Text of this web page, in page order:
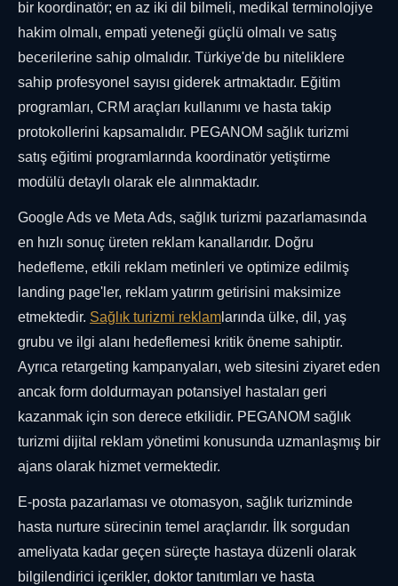
bir koordinatör; en az iki dil bilmeli, medikal terminolojiye
hakim olmalı, empati yeteneği güçlü olmalı ve satış
becerilerine sahip olmalıdır. Türkiye'de bu niteliklere
sahip profesyonel sayısı giderek artmaktadır. Eğitim
programları, CRM araçları kullanımı ve hasta takip
protokollerini kapsamalıdır. PEGANOM sağlık turizmi
satış eğitimi programlarında koordinatör yetiştirme
modülü detaylı olarak ele alınmaktadır.
Google Ads ve Meta Ads, sağlık turizmi pazarlamasında
en hızlı sonuç üreten reklam kanallarıdır. Doğru
hedefleme, etkili reklam metinleri ve optimize edilmiş
landing page'ler, reklam yatırım getirisini maksimize
etmektedir. Sağlık turizmi reklam larında ülke, dil, yaş
grubu ve ilgi alanı hedeflemesi kritik öneme sahiptir.
Ayrıca retargeting kampanyaları, web sitesini ziyaret eden
ancak form doldurmayan potansiyel hastaları geri
kazanmak için son derece etkilidir. PEGANOM sağlık
turizmi dijital reklam yönetimi konusunda uzmanlaşmış bir
ajans olarak hizmet vermektedir.
E-posta pazarlaması ve otomasyon, sağlık turizminde
hasta nurture sürecinin temel araçlarıdır. İlk sorgudan
ameliyata kadar geçen süreçte hastaya düzenli olarak
bilgilendirici içerikler, doktor tanıtımları ve hasta